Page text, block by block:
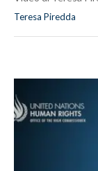
Teresa Piredda